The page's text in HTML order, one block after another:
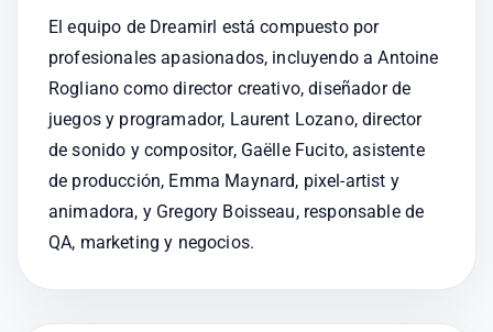
El equipo de Dreamirl está compuesto por
profesionales apasionados, incluyendo a Antoine
Rogliano como director creativo, diseñador de
juegos y programador, Laurent Lozano, director
de sonido y compositor, Gaëlle Fucito, asistente
de producción, Emma Maynard, pixel-artist y
animadora, y Gregory Boisseau, responsable de
QA, marketing y negocios.